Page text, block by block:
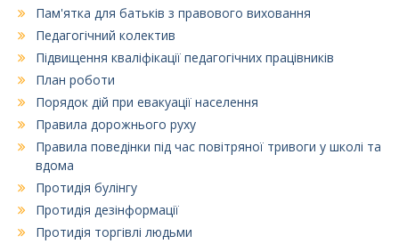
Пам'ятка для батьків з правового виховання
Педагогічний колектив
Підвищення кваліфікації педагогічних працівників
План роботи
Порядок дій при евакуації населення
Правила дорожнього руху
Правила поведінки під час повітряної тривоги у школі та
вдома
Протидія булінгу
Протидія дезінформації
Протидія торгівлі людьми